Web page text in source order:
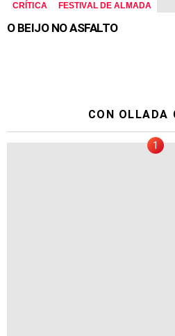
CRÍTICA FESTIVAL DE ALMADA
O BEIJO NO ASFALTO
CON OLLADA